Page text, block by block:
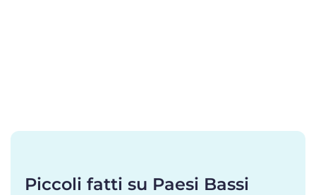
Piccoli fatti su Paesi Bassi